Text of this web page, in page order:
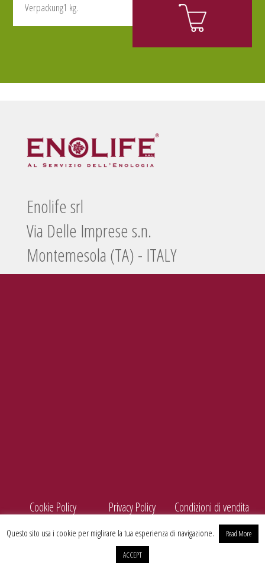
Verpackung1 kg.
Cookie Policy Privacy Policy Condizioni di vendita
Enolife srl
Via Delle Imprese s.n.
Montemesola (TA) - ITALY
Questo sito usa i cookie per miglirare la tua esperienza di navigazione.
Read More
ACCEPT